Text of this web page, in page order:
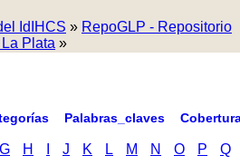
IdIHCS » RepoGLP - Repositorio
Plata »
Palabras_claves
G H J K L M N O P
Q